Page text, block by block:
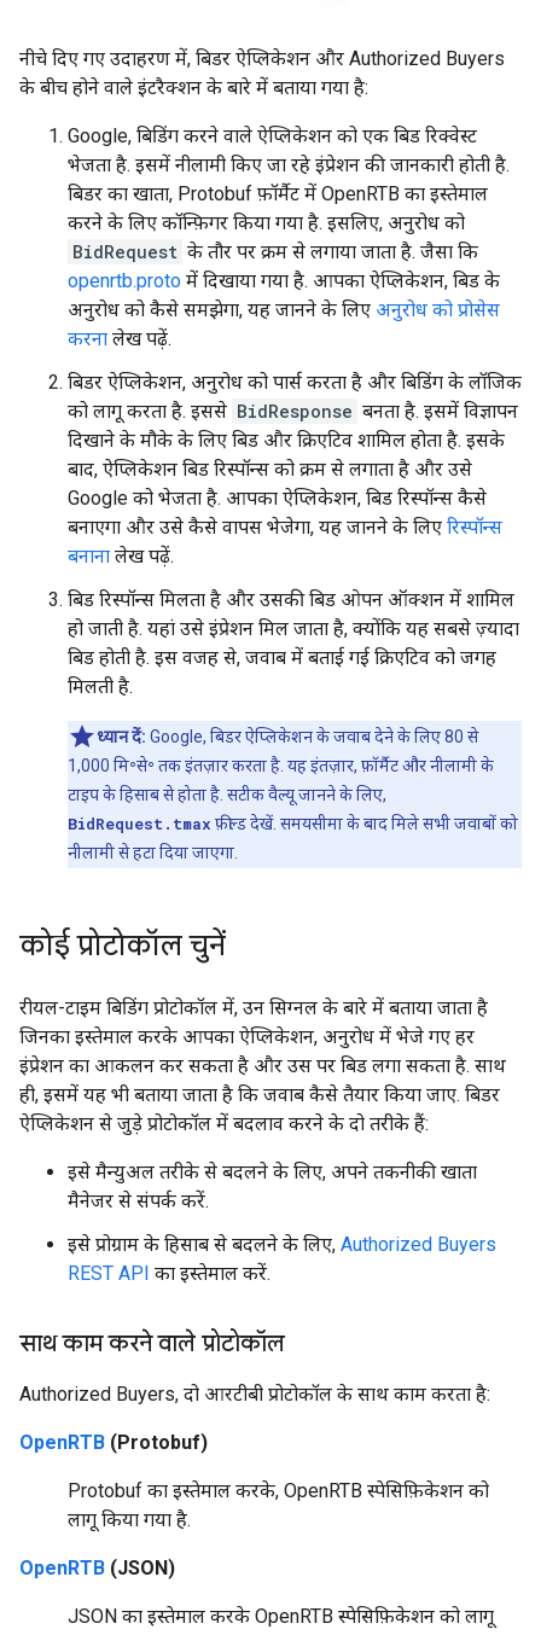
नीचे दिए गए उदाहरण में, बिडर ऐप्लिकेशन और Authorized Buyers
के बीच होने वाले इंटरैक्शन के बारे में बताया गया है:
Google, बिडिंग करने वाले ऐप्लिकेशन को एक बिड रिक्वेस्ट
भेजता है. इसमें नीलामी किए जा रहे इंप्रेशन की जानकारी होती है.
बिडर का खाता, Protobuf फ़ॉर्मैट में OpenRTB का इस्तेमाल
करने के लिए कॉन्फ़िगर किया गया है. इसलिए, अनुरोध को
BidRequest के तौर पर क्रम से लगाया जाता है. जैसा कि
openrtb.proto में दिखाया गया है. आपका ऐप्लिकेशन, बिड के
अनुरोध को कैसे समझेगा, यह जानने के लिए अनुरोध को प्रोसेस
करना लेख पढ़ें.
बिडर ऐप्लिकेशन, अनुरोध को पार्स करता है और बिडिंग के लॉजिक
को लागू करता है. इससे BidResponse बनता है. इसमें विज्ञापन
दिखाने के मौके के लिए बिड और क्रिएटिव शामिल होता है. इसके
बाद, ऐप्लिकेशन बिड रिस्पॉन्स को क्रम से लगाता है और उसे
Google को भेजता है. आपका ऐप्लिकेशन, बिड रिस्पॉन्स कैसे
बनाएगा और उसे कैसे वापस भेजेगा, यह जानने के लिए रिस्पॉन्स
बनाना लेख पढ़ें.
बिड रिस्पॉन्स मिलता है और उसकी बिड ओपन ऑक्शन में शामिल
हो जाती है. यहां उसे इंप्रेशन मिल जाता है, क्योंकि यह सबसे ज़्यादा
बिड होती है. इस वजह से, जवाब में बताई गई क्रिएटिव को जगह
मिलती है.
ध्यान दें: Google, बिडर ऐप्लिकेशन के जवाब देने के लिए 80 से
1,000 मि॰से॰ तक इंतज़ार करता है. यह इंतज़ार, फ़ॉर्मैट और नीलामी के
टाइप के हिसाब से होता है. सटीक वैल्यू जानने के लिए,
BidRequest.tmax फ़ील्ड देखें. समयसीमा के बाद मिले सभी जवाबों को
नीलामी से हटा दिया जाएगा.
कोई प्रोटोकॉल चुनें
रीयल-टाइम बिडिंग प्रोटोकॉल में, उन सिग्नल के बारे में बताया जाता है
जिनका इस्तेमाल करके आपका ऐप्लिकेशन, अनुरोध में भेजे गए हर
इंप्रेशन का आकलन कर सकता है और उस पर बिड लगा सकता है. साथ
ही, इसमें यह भी बताया जाता है कि जवाब कैसे तैयार किया जाए. बिडर
ऐप्लिकेशन से जुड़े प्रोटोकॉल में बदलाव करने के दो तरीके हैं:
इसे मैन्युअल तरीके से बदलने के लिए, अपने तकनीकी खाता
मैनेजर से संपर्क करें.
इसे प्रोग्राम के हिसाब से बदलने के लिए, Authorized Buyers
REST API का इस्तेमाल करें.
साथ काम करने वाले प्रोटोकॉल
Authorized Buyers, दो आरटीबी प्रोटोकॉल के साथ काम करता है:
OpenRTB (Protobuf)
Protobuf का इस्तेमाल करके, OpenRTB स्पेसिफ़िकेशन को
लागू किया गया है.
OpenRTB (JSON)
JSON का इस्तेमाल करके OpenRTB स्पेसिफ़िकेशन को लागू